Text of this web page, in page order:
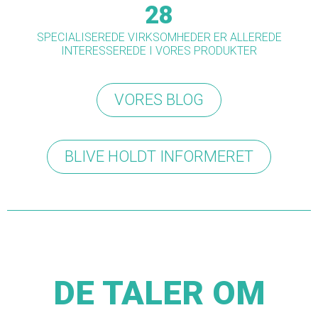
28
SPECIALISEREDE VIRKSOMHEDER ER ALLEREDE
INTERESSEREDE I VORES PRODUKTER
VORES BLOG
BLIVE HOLDT INFORMERET
DE TALER OM